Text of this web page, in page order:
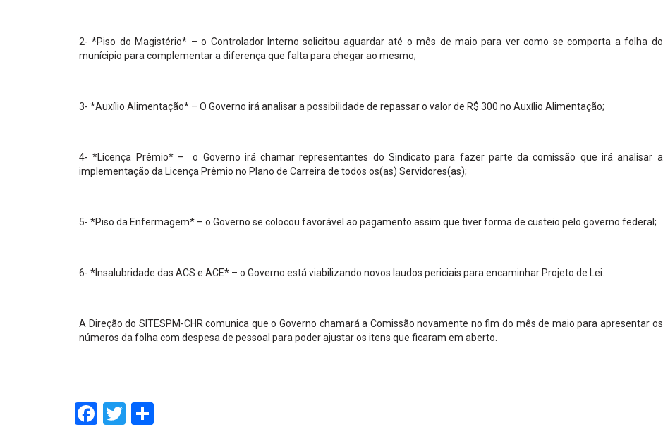
2- *Piso do Magistério* – o Controlador Interno solicitou aguardar até o mês de maio para ver como se comporta a folha do
munícipio para complementar a diferença que falta para chegar ao mesmo;
3- *Auxílio Alimentação* – O Governo irá analisar a possibilidade de repassar o valor de R$ 300 no Auxílio Alimentação;
4- *Licença Prêmio* – o Governo irá chamar representantes do Sindicato para fazer parte da comissão que irá analisar a
implementação da Licença Prêmio no Plano de Carreira de todos os(as) Servidores(as);
5- *Piso da Enfermagem* – o Governo se colocou favorável ao pagamento assim que tiver forma de custeio pelo governo federal;
6- *Insalubridade das ACS e ACE* – o Governo está viabilizando novos laudos periciais para encaminhar Projeto de Lei.
A Direção do SITESPM-CHR comunica que o Governo chamará a Comissão novamente no fim do mês de maio para apresentar os
números da folha com despesa de pessoal para poder ajustar os itens que ficaram em aberto.
Facebook
Twitter